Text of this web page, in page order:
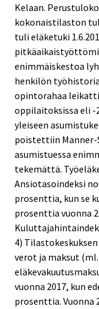
Kelaan.
kokonaistilaston
tuli eläketuki
enimmäiskestoa
henkilön
opintorahaa
oppilaitoksissa eli -
yleiseen
poistettiin Manner-
asumistuessa
tekemättä.
Ansiotasoindeksi
prosenttia, kun se
prosenttia vuonna
4)
verot ja maksut
vuonna 2017, kun
prosenttia. Vuonna